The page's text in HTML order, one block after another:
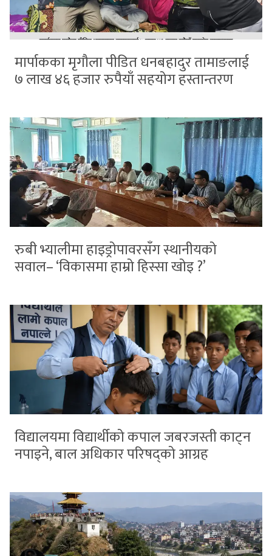
मार्पाकका मृगौला पीडित धनबहादुर तामाङलाई
७ लाख ४६ हजार रुपैयाँ सहयोग हस्तान्तरण
रुबी भ्यालीमा हाइड्रोपावरसँग स्थानीयको
सवाल– ‘विकासमा हाम्रो हिस्सा खोइ ?’
विद्यालयमा विद्यार्थीको कपाल जबरजस्ती काट्न
नपाइने, बाल अधिकार परिषद्को आग्रह